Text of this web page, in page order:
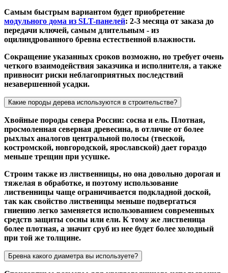
Самым быстрым вариантом будет приобретение
модульного дома из SLT-панелей: 2-3 месяца от заказа до
передачи ключей, самым длительным - из
оцилиндрованного бревна естественной влажности.
Сокращение указанных сроков возможно, но требует очень
четкого взаимодействия заказчика и исполнителя, а также
привносит риски неблагоприятных последствий
незавершенной усадки.
Какие породы дерева используются в строительстве?
Хвойные породы севера России: сосна и ель. Плотная,
просмоленная северная древесина, в отличие от более
рыхлых аналогов центральной полосы (твеской,
костромской, новгородской, ярославской) дает гораздо
меньше трещин при усушке.
Строим также из лиственницы, но она довольно дорогая и
тяжелая в обработке, и поэтому использование
лиственницы чаще ограничивается подкладной доской,
так как свойство лиственицы меньше подвергаться
гниению легко заменяется использованием современных
средств защиты сосны или ели. К тому же лиственица
более плотная, а значит сруб из нее будет более холодный
при той же толщине.
Бревна какого диаметра вы используете?